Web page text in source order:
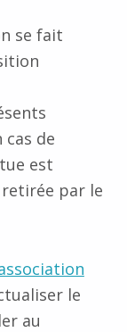
se fait
de
est
par le
le
au